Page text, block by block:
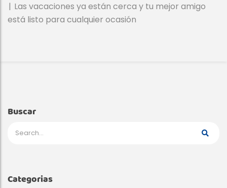
Las vacaciones ya están cerca y tu mejor amigo
está listo para cualquier ocasión
Buscar
Categorias